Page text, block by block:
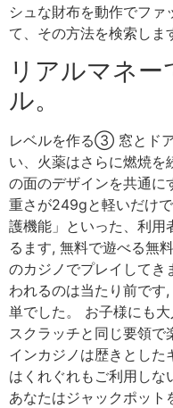
シュな財布を動作でファ
て、その方法を検索しま
リアルマネ
ル。
レベルを作る③ 窓とド
い、火薬はさらに燃焼を
の面のデザインを共通に
重さが249gと軽いだけ
護機能」といった、利用
るます, 無料で遊べる無
のカジノでプレイしてき
われるのは当たり前です
単でした。 お子様にも
スクラッチと同じ要領で
インカジノは歴きとした
はくれぐれもご利用しな
あなたはジャックポット